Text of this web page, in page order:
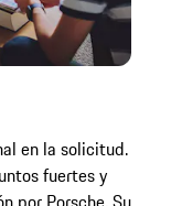
en la solicitud.
fuertes y